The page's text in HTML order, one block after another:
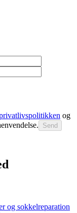
og
Send
og sokkelreparation